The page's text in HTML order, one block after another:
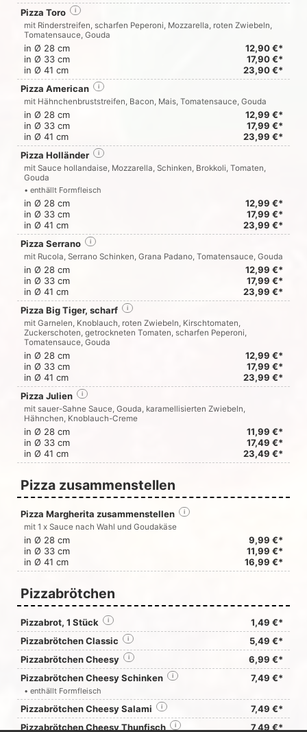
Pizza Toro
i
mit Rinderstreifen, scharfen Peperoni, Mozzarella, roten Zwiebeln,
Tomatensauce, Gouda
in Ø 28 cm
12,90 €*
in Ø 33 cm
17,90 €*
in Ø 41 cm
23,90 €*
Pizza American
i
mit Hähnchenbruststreifen, Bacon, Mais, Tomatensauce, Gouda
in Ø 28 cm
12,99 €*
in Ø 33 cm
17,99 €*
in Ø 41 cm
23,99 €*
Pizza Holländer
i
mit Sauce hollandaise, Mozzarella, Schinken, Brokkoli, Tomaten,
Gouda
• enthällt Formfleisch
in Ø 28 cm
12,99 €*
in Ø 33 cm
17,99 €*
in Ø 41 cm
23,99 €*
Pizza Serrano
i
mit Rucola, Serrano Schinken, Grana Padano, Tomatensauce, Gouda
in Ø 28 cm
12,99 €*
in Ø 33 cm
17,99 €*
in Ø 41 cm
23,99 €*
Pizza Big Tiger, scharf
i
mit Garnelen, Knoblauch, roten Zwiebeln, Kirschtomaten,
Zuckerschoten, getrockneten Tomaten, scharfen Peperoni,
Tomatensauce, Gouda
in Ø 28 cm
12,99 €*
in Ø 33 cm
17,99 €*
in Ø 41 cm
23,99 €*
Pizza Julien
i
mit sauer-Sahne Sauce, Gouda, karamellisierten Zwiebeln,
Hähnchen, Knoblauch-Creme
in Ø 28 cm
11,99 €*
in Ø 33 cm
17,49 €*
in Ø 41 cm
23,49 €*
Pizza zusammenstellen
Pizza Margherita zusammenstellen i
mit 1 x Sauce nach Wahl und Goudakäse
in Ø 28 cm
9,99 €*
in Ø 33 cm
11,99 €*
in Ø 41 cm
16,99 €*
Pizzabrötchen
Pizzabrot, 1 Stück 1,49 €*
i
Pizzabrötchen Classic 5,49 €*
i
Pizzabrötchen Cheesy 6,99 €*
i
Pizzabrötchen Cheesy Schinken 7,49 €*
i
• enthällt Formfleisch
Pizzabrötchen Cheesy Salami 7,49 €*
i
Pizzabrötchen Cheesy Thunfisch 7,49 €*
i